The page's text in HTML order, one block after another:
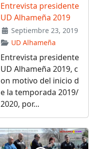
Entrevista presidente
UD Alhameña 2019
Septiembre 23, 2019
UD Alhameña
Entrevista presidente
UD Alhameña 2019, c
on motivo del inicio d
e la temporada 2019/
2020, por...